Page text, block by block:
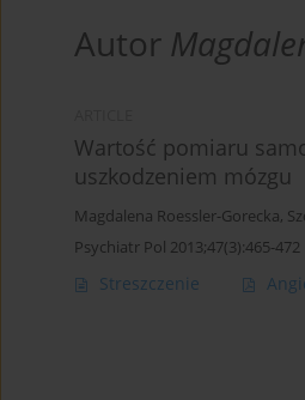
Autor
Wartość pomiaru
uszkodzeniem mózgu
Magdalena Roessler-Gorecka,
Psychiatr Pol 2013;47(3):465-472
Streszczenie